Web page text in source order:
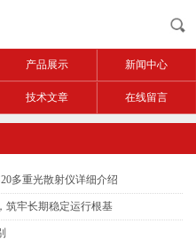
产品展示 新闻中心
技术文章 在线留言
多重光散射仪详细介绍
筑牢长期稳定运行根基